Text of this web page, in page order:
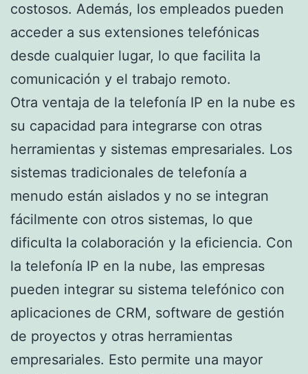
costosos. Además, los empleados pueden
acceder a sus extensiones telefónicas
desde cualquier lugar, lo que facilita la
comunicación y el trabajo remoto.
Otra ventaja de la telefonía IP en la nube es
su capacidad para integrarse con otras
herramientas y sistemas empresariales. Los
sistemas tradicionales de telefonía a
menudo están aislados y no se integran
fácilmente con otros sistemas, lo que
dificulta la colaboración y la eficiencia. Con
la telefonía IP en la nube, las empresas
pueden integrar su sistema telefónico con
aplicaciones de CRM, software de gestión
de proyectos y otras herramientas
empresariales. Esto permite una mayor